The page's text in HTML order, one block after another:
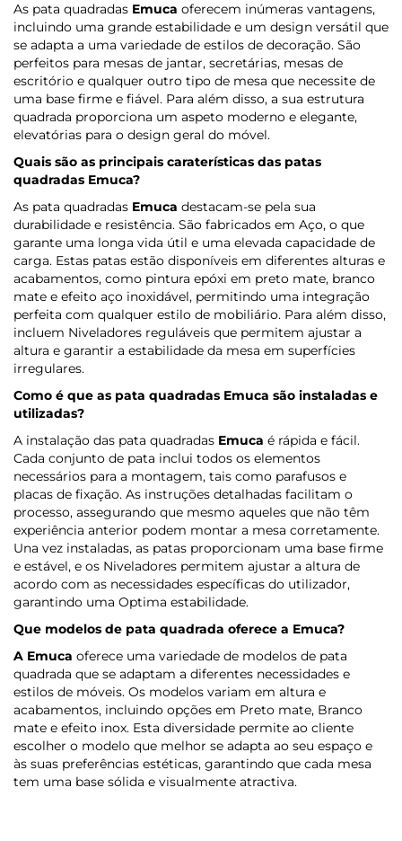
As pata quadradas Emuca oferecem inúmeras vantagens,
incluindo uma grande estabilidade e um design versátil que
se adapta a uma variedade de estilos de decoração. São
perfeitos para mesas de jantar, secretárias, mesas de
escritório e qualquer outro tipo de mesa que necessite de
uma base firme e fiável. Para além disso, a sua estrutura
quadrada proporciona um aspeto moderno e elegante,
elevatórias para o design geral do móvel.
Quais são as principais caraterísticas das patas
quadradas Emuca?
As pata quadradas Emuca destacam-se pela sua
durabilidade e resistência. São fabricados em Aço, o que
garante uma longa vida útil e uma elevada capacidade de
carga. Estas patas estão disponíveis em diferentes alturas e
acabamentos, como pintura epóxi em preto mate, branco
mate e efeito aço inoxidável, permitindo uma integração
perfeita com qualquer estilo de mobiliário. Para além disso,
incluem Niveladores reguláveis que permitem ajustar a
altura e garantir a estabilidade da mesa em superfícies
irregulares.
Como é que as pata quadradas Emuca são instaladas e
utilizadas?
A instalação das pata quadradas Emuca é rápida e fácil.
Cada conjunto de pata inclui todos os elementos
necessários para a montagem, tais como parafusos e
placas de fixação. As instruções detalhadas facilitam o
processo, assegurando que mesmo aqueles que não têm
experiência anterior podem montar a mesa corretamente.
Una vez instaladas, as patas proporcionam uma base firme
e estável, e os Niveladores permitem ajustar a altura de
acordo com as necessidades específicas do utilizador,
garantindo uma Optima estabilidade.
Que modelos de pata quadrada oferece a Emuca?
A Emuca oferece uma variedade de modelos de pata
quadrada que se adaptam a diferentes necessidades e
estilos de móveis. Os modelos variam em altura e
acabamentos, incluindo opções em Preto mate, Branco
mate e efeito inox. Esta diversidade permite ao cliente
escolher o modelo que melhor se adapta ao seu espaço e
às suas preferências estéticas, garantindo que cada mesa
tem uma base sólida e visualmente atractiva.